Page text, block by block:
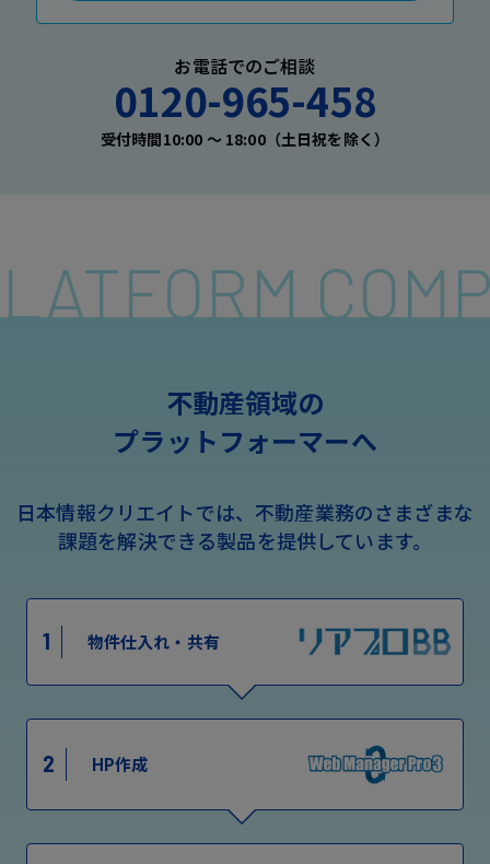
お電話でのご相談
0120-965-458
受付時間10:00 〜 18:00（土日祝を除く）
不動産領域の
プラットフォーマーへ
日本情報クリエイトでは、不動産業務のさまざまな
課題を解決できる製品を提供しています。
1 物件仕入れ・共有
2 HP作成